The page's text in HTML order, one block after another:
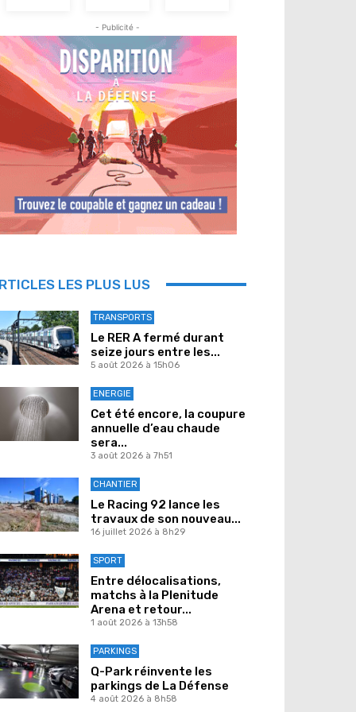
- Publicité -
LES PLUS LUS
TRANSPORTS
Le RER A fermé durant
seize jours entre les...
5 août 2026 à 15h06
ENERGIE
Cet été encore, la coupure
annuelle d’eau chaude
sera...
3 août 2026 à 7h51
CHANTIER
Le Racing 92 lance les
travaux de son nouveau...
16 juillet 2026 à 8h29
SPORT
Entre délocalisations,
matchs à la Plenitude
Arena et retour...
1 août 2026 à 13h58
PARKINGS
Q-Park réinvente les
parkings de La Défense
4 août 2026 à 8h58